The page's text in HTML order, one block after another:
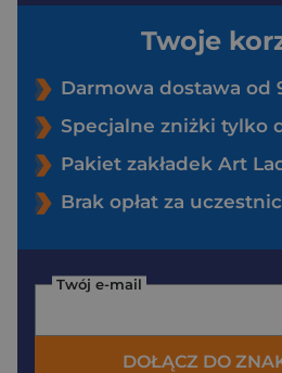
Twoje
Darmowa dostawa od
Specjalne zniżki tylko
Pakiet zakładek Art
Brak opłat za
Twój e-mail
DOŁĄCZ DO